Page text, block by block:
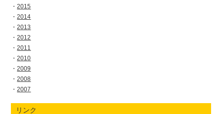
2015
2014
2013
2012
2011
2010
2009
2008
2007
リンク